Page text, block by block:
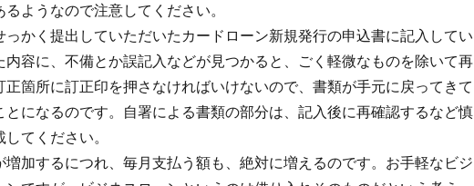
るようなので注意してください。
っかく提出していただいたカードローン新規発行の申込書に記入してい
内容に、不備とか誤記入などが見つかると、ごく軽微なものを除いて再
正箇所に訂正印を押さなければいけないので、書類が手元に戻ってきて
とになるのです。自署による書類の部分は、記入後に再確認するなど慎
てください。
増加するにつれ、毎月支払う額も、絶対に増えるのです。お手軽なビジ